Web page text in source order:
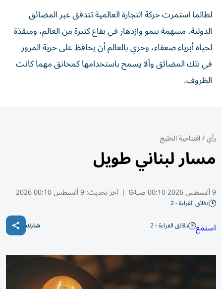
لطالما استمرت حركة التجارة العالمية تتدفق عبر المضائق
الدولية، مسهمة بنمو وازدهار في بقاع كثيرة من العالم، ومنقذة
لحياة أبرياء ضعفاء، وحري بالعالم أن يحافظ على حرية المرور
في تلك المضائق وألا يسمح باستخدامها كمخانق مهما كانت
الظروف.
رأي/افتتاحية الخليج
مسار لبناني طويل
9 أغسطس 2026 00:10 صباحًا | آخر تحديث:9 أغسطس 00:10 2026
دقائق القراءة - 2
استمع دقائق القراءة - 2 شارك